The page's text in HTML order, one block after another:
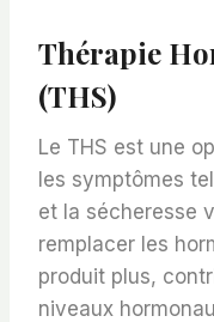
Thérapie
(THS)
Le THS est une
les symptômes
et la sécheresse
remplacer les
produit plus,
niveaux